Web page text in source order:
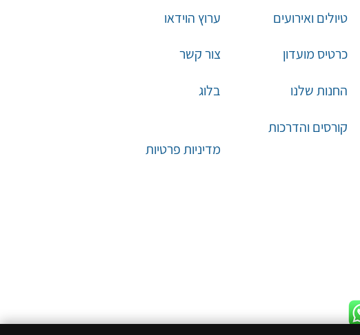
ערוץ הוידאו
צור קשר
בלוג
טיולים ואירועים
כרטיס מועדון
החנות שלנו
קורסים והדרכות
מדיניות פרטיות